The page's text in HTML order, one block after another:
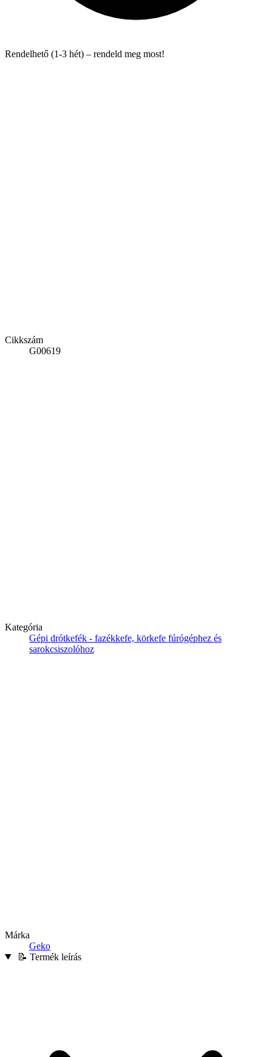
Rendelhető (1-3 hét) – rendeld meg most!
Cikkszám
G00619
Kategória
Gépi drótkefék - fazékkefe, körkefe fúrógéphez és
sarokcsiszolóhoz
Márka
Geko
📝 Termék leírás